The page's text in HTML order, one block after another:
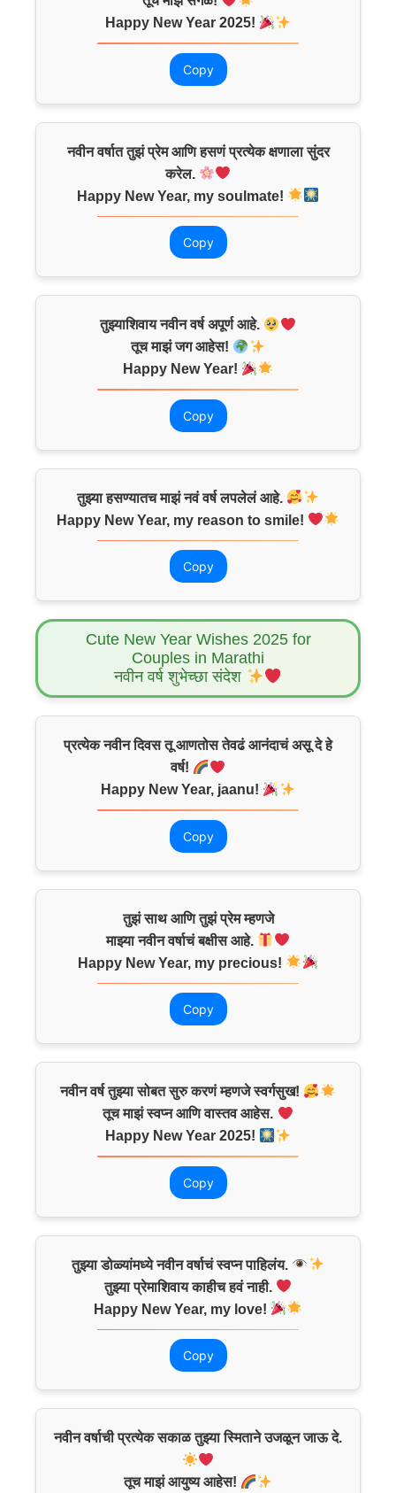
Happy New Year 2025!
Copy
नवीन वर्षात तुझं प्रेम आणि हसणं प्रत्येक क्षणाला सुंदर
करेल.
Happy New Year, my soulmate!
Copy
तुझ्याशिवाय नवीन वर्ष अपूर्ण आहे.
तूच माझं जग आहेस!
Happy New Year!
Copy
तुझ्या हसण्यातच माझं नवं वर्ष लपलेलं आहे.
Happy New Year, my reason to smile!
Copy
Cute New Year Wishes 2025 for
Couples in Marathi
नवीन वर्ष शुभेच्छा संदेश
प्रत्येक नवीन दिवस तू आणतोस तेवढं आनंदाचं असू दे हे
वर्ष!
Happy New Year, jaanu!
Copy
तुझं साथ आणि तुझं प्रेम म्हणजे
माझ्या नवीन वर्षाचं बक्षीस आहे.
Happy New Year, my precious!
Copy
नवीन वर्ष तुझ्या सोबत सुरु करणं म्हणजे स्वर्गसुख!
तूच माझं स्वप्न आणि वास्तव आहेस.
Happy New Year 2025!
Copy
तुझ्या डोळ्यांमध्ये नवीन वर्षाचं स्वप्न पाहिलंय.
तुझ्या प्रेमाशिवाय काहीच हवं नाही.
Happy New Year, my love!
Copy
नवीन वर्षाची प्रत्येक सकाळ तुझ्या स्मिताने उजळून जाऊ दे.
तूच माझं आयुष्य आहेस!